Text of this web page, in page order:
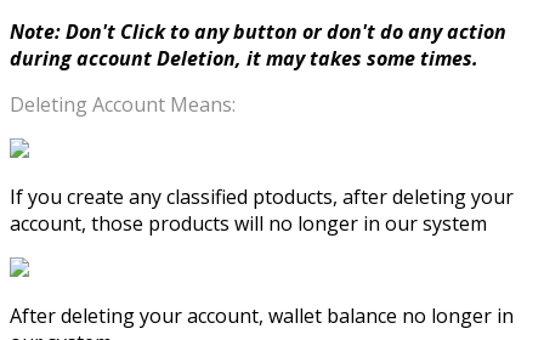
Note: Don't Click to any button or don't do any action
during account Deletion, it may takes some times.
Deleting Account Means:
If you create any classified ptoducts, after deleting your
account, those products will no longer in our system
After deleting your account, wallet balance no longer in